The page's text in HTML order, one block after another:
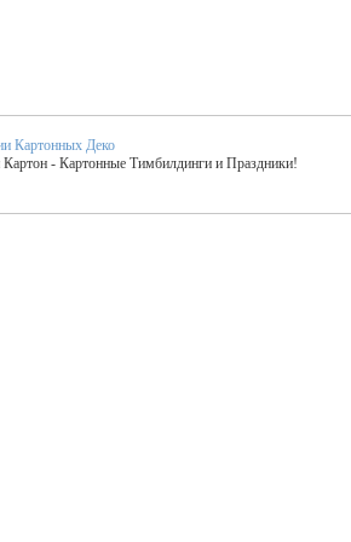
Картонных Деко
- Картонные Тимбилдинги и Праздники!
о любых зарубежных артистах